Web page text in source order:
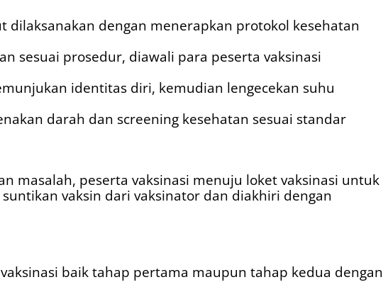
dilaksanakan dengan menerapkan protokol kesehatan
sesuai prosedur, diawali para peserta vaksinasi
identitas diri, kemudian lengecekan suhu
darah dan screening kesehatan sesuai standar
masalah, peserta vaksinasi menuju loket vaksinasi untuk
vaksin dari vaksinator dan diakhiri dengan
baik tahap pertama maupun tahap kedua dengan